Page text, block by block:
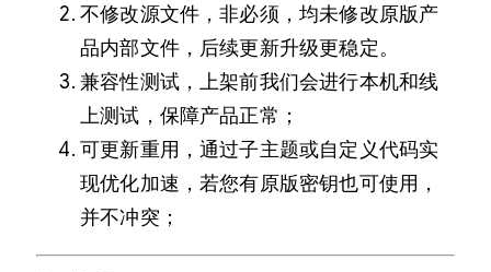
不修改源文件，非必须，均未修改原版产
品内部文件，后续更新升级更稳定。
兼容性测试，上架前我们会进行本机和线
上测试，保障产品正常；
可更新重用，通过子主题或自定义代码实
现优化加速，若您有原版密钥也可使用，
并不冲突；